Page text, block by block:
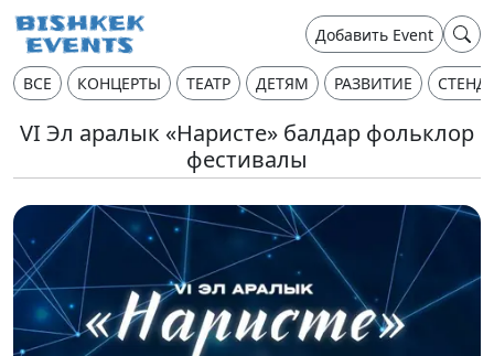
Добавить Event
ВСЕ КОНЦЕРТЫ ТЕАТР ДЕТЯМ РАЗВИТИЕ
VI Эл аралык «Наристе» балдар фольклор
фестивалы